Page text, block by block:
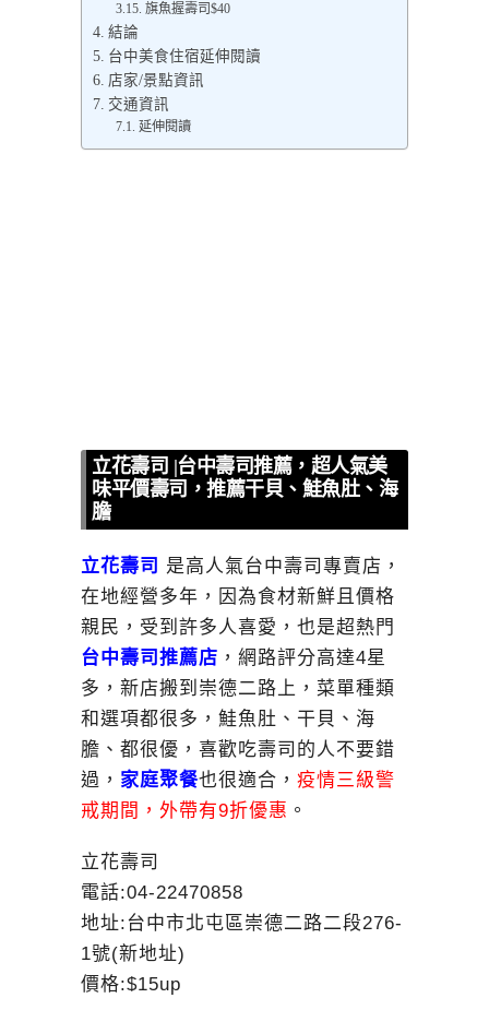
旗魚握壽司$40
結論
台中美食住宿延伸閱讀
店家/景點資訊
交通資訊
延伸閱讀
立花壽司 |台中壽司推薦，超人氣美
味平價壽司，推薦干貝、鮭魚肚、海
膽
立花壽司 是高人氣台中壽司專賣店，
在地經營多年，因為食材新鮮且價格
親民，受到許多人喜愛，也是超熱門
台中壽司推薦店 ，網路評分高達4星
多，新店搬到崇德二路上，菜單種類
和選項都很多，鮭魚肚、干貝、海
膽、都很優，喜歡吃壽司的人不要錯
過， 家庭聚餐也很適合， 疫情三級警
戒期間，外帶有9折優惠 。
立花壽司
電話:04-22470858
地址:台中市北屯區崇德二路二段276-
1號(新地址)
價格:$15up